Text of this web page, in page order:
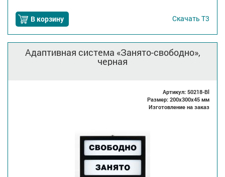
В корзину Скачать Т3
Адаптивная система «Занято-свободно»,
черная
Артикул: 50218-Bl
Размер: 200x300x45 мм
Изготовление на заказ